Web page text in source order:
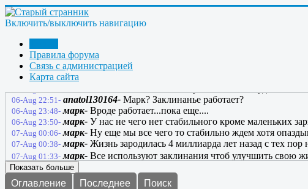
Включить/выключить навигацию
Правила форума
Связь с администрацией
Карта сайта
06-Aug 10:50- ГРАНИТ-Срача не надоело Марк @Стивен@ ?
06-Aug 12:04- Bombar-
марк-Дак че делать? Грига читать??... не по жизни как
06-Aug 13:35-
06-Aug 14:04- марк-Только визг стоит....
06-Aug 22:46- anatol130164-Я русский бы выучил только за то, что
нужна тренировка!
06-Aug 22:51- anatol130164- Марк? Заклинанье работает?
06-Aug 23:48- марк- Вроде работает...пока еще....
06-Aug 23:50- марк- У нас не чего нет стабильного кроме маленьких
07-Aug 00:06- марк- Ну еще мы все чего то стабильно ждем хотя
07-Aug 00:38- марк- Жизнь зародилась 4 миллиарда лет назад с тех пор
07-Aug 01:33- марк- Все используют заклинания чтоб улучшить свою
Показать больше
Оглавление Последнее
Поиск